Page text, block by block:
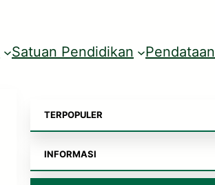
Satuan Pendidikan Pendataan
TERPOPULER
INFORMASI